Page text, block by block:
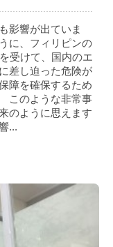
影響が出ていま
に、フィリピンの
受けて、国内のエ
差し迫った危険が
障を確保するため
このような非常事
のように思えます
...